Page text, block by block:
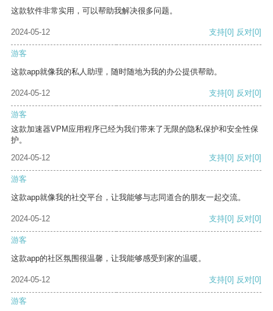
这款软件非常实用，可以帮助我解决很多问题。
2024-05-12 支持[0] 反对[0]
游客
这款app就像我的私人助理，随时随地为我的办公提供帮助。
2024-05-12 支持[0] 反对[0]
游客
这款加速器VPM应用程序已经为我们带来了无限的隐私保护和安全性保
护。
2024-05-12
支持[0] 反对[0]
游客
这款app就像我的社交平台，让我能够与志同道合的朋友一起交流。
2024-05-12 支持[0] 反对[0]
游客
这款app的社区氛围很温馨，让我能够感受到家的温暖。
2024-05-12 支持[0] 反对[0]
游客